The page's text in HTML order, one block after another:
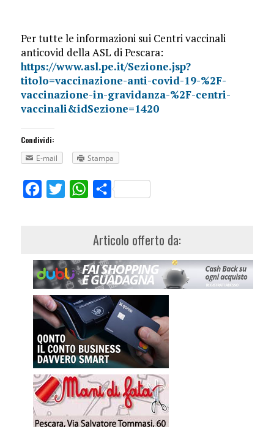
Per tutte le informazioni sui Centri vaccinali
anticovid della ASL di Pescara:
https://www.asl.pe.it/Sezione.jsp?
titolo=vaccinazione-anti-covid-19-%2F-
vaccinazione-in-gravidanza-%2F-centri-
vaccinali&idSezione=1420
Condividi:
E-mail
Stampa
FacebookTwitterWhatsApp
Share
Articolo offerto da: